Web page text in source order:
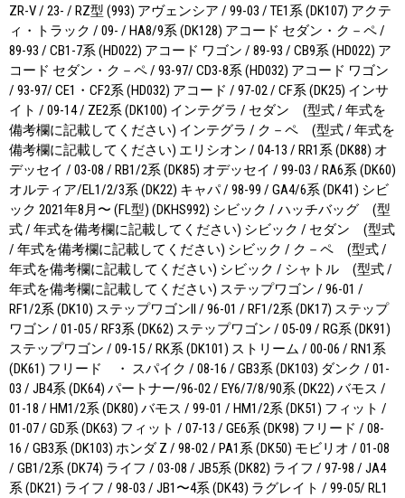
ZR-V / 23- / RZ型 (993) アヴェンシア / 99-03 / TE1系 (DK107) アクテ
ィ・トラック / 09- / HA8/9系 (DK128) アコード セダン・ク－ペ /
89-93 / CB1-7系 (HD022) アコード ワゴン / 89-93 / CB9系 (HD022) ア
コード セダン・ク－ペ / 93-97/ CD3-8系 (HD032) アコード ワゴン
/ 93-97/ CE1・CF2系 (HD032) アコード / 97-02 / CF系 (DK25) インサ
イト / 09-14 / ZE2系 (DK100) インテグラ / セダン (型式 / 年式を
備考欄に記載してください) インテグラ / ク－ペ (型式 / 年式を
備考欄に記載してください) エリシオン / 04-13 / RR1系 (DK88) オ
デッセイ / 03-08 / RB1/2系 (DK85) オデッセイ / 99-03 / RA6系 (DK60)
オルティア/EL1/2/3系 (DK22) キャパ / 98-99 / GA4/6系 (DK41) シビ
ック 2021年8月〜 (FL型) (DKHS992) シビック / ハッチバッグ (型
式 / 年式を備考欄に記載してください) シビック / セダン (型式
/ 年式を備考欄に記載してください) シビック / ク－ペ (型式 /
年式を備考欄に記載してください) シビック / シャトル (型式 /
年式を備考欄に記載してください) ステップワゴン / 96-01 /
RF1/2系 (DK10) ステップワゴンII / 96-01 / RF1/2系 (DK17) ステップ
ワゴン / 01-05 / RF3系 (DK62) ステップワゴン / 05-09 / RG系 (DK91)
ステップワゴン / 09-15 / RK系 (DK101) ストリーム / 00-06 / RN1系
(DK61) フリード ・ スパイク / 08-16 / GB3系 (DK103) ダンク / 01-
03 / JB4系 (DK64) パートナー/96-02 / EY6/7/8/90系 (DK22) バモス /
01-18 / HM1/2系 (DK80) バモス / 99-01 / HM1/2系 (DK51) フィット /
01-07 / GD系 (DK63) フィット / 07-13 / GE6系 (DK98) フリード / 08-
16 / GB3系 (DK103) ホンダ Z / 98-02 / PA1系 (DK50) モビリオ / 01-08
/ GB1/2系 (DK74) ライフ / 03-08 / JB5系 (DK82) ライフ / 97-98 / JA4
系 (DK21) ライフ / 98-03 / JB1〜4系 (DK43) ラグレイト / 99-05/ RL1